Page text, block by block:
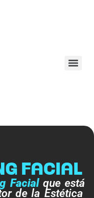
FACIAL
Facialque está
de la Estética